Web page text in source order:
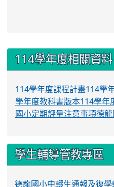
::: 114學年度相關資料
114學年度課程計畫114學
學年度教科書版本114學年
國小定期評量注意事項德
學生輔導管教專區
德龍國小中輟生通報及復